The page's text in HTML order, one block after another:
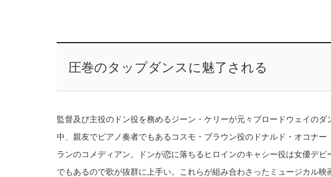
圧巻のタップダンスに魅了される
監督及び主役のドン役を務めるジーン・ケリーが元々ブロードウェイの
中、親友でピアノ奏者でもあるコスモ・ブラウン役のドナルド・オコナ
ランのコメディアン。ドンが恋に落ちるヒロインのキャシー役は女優デ
でもあるので歌が抜群に上手い。これらが組み合わさったミュージカル